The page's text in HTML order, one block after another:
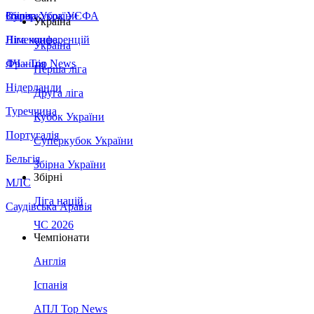
Збірна України
Італія
Німеччина
Франція
Нідерланди
Туреччина
Португалія
Бельгія
МЛС
Саудівська Аравія
Суперкубок УЄФА
Ліга конференцій
ЛЧ - Top News
Україна
Україна
Перша ліга
Друга ліга
Кубок України
Суперкубок України
Збірна України
Збірні
Ліга націй
ЧС 2026
Чемпіонати
Англія
Іспанія
АПЛ Top News